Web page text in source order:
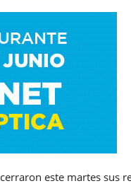
cerraron este martes sus